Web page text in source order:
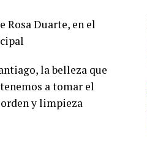
Duarte, en el
la belleza que
a tomar el
orden y limpieza